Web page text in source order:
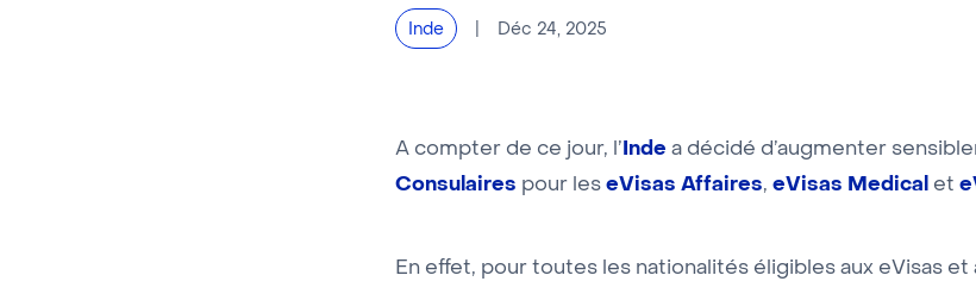
Déc 24, 2025
Inde
A compter de ce jour, l’ Inde a décidé d’augmenter
Consulaires pour les eVisas Affaires, eVisas Medical et
En effet, pour toutes les nationalités éligibles aux eVisas et